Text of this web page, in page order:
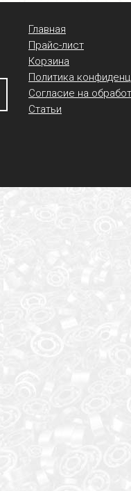
Главная
Прайс-лист
Корзина
Политика
Согласие на
Статьи